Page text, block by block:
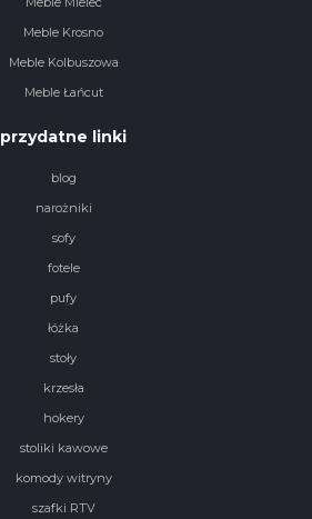
Meble Krosno
Meble Kolbuszowa
Meble Łańcut
przydatne linki
blog
narożniki
sofy
fotele
pufy
łóżka
stoły
krzesła
hokery
stoliki kawowe
komody witryny
szafki RTV